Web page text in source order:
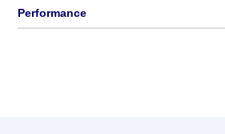
Performance